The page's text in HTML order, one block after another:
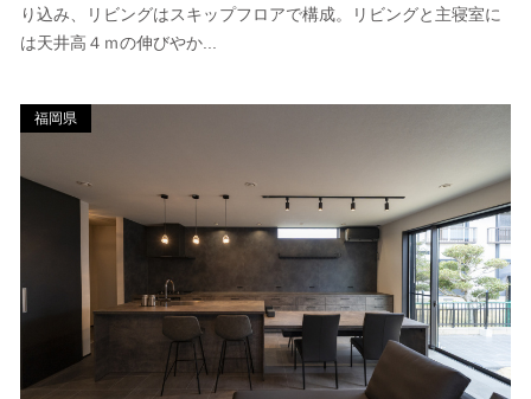
り込み、リビングはスキップフロアで構成。リビングと主寝室に
は天井高４ｍの伸びやか...
福岡県